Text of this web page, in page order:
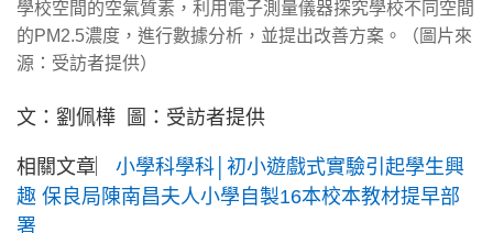
學校空間的空氣質素，利用電子測量儀器探究學校不同空間
的PM2.5濃度，進行數據分析，並提出改善方案。（圖片來
源：受訪者提供）
文：劉佩樺 圖：受訪者提供
相關文章︳ 小學科學科│初小遊戲式實驗引起學生興
趣 保良局陳南昌夫人小學自製16本校本教材提早部
署